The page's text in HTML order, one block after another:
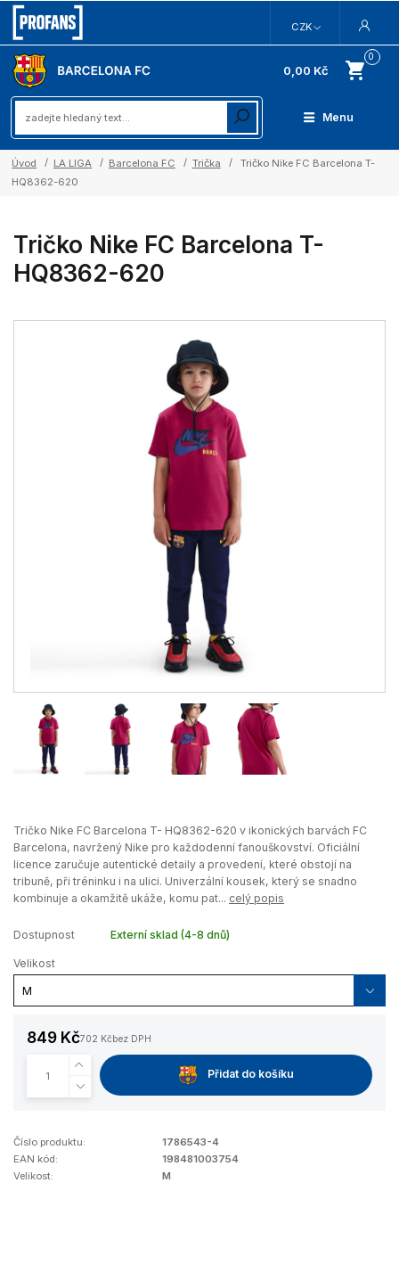
Menu
CZK
0
0,00 Kč
Úvod LA LIGA Barcelona FC Trička
Tričko Nike FC Barcelona T-
HQ8362-620
Tričko Nike FC Barcelona T-
HQ8362-620
Tričko Nike FC Barcelona T- HQ8362-620 v ikonických barvách FC
Barcelona, navržený Nike pro každodenní fanouškovství. Oficiální
licence zaručuje autentické detaily a provedení, které obstojí na
tribuně, při tréninku i na ulici. Univerzální kousek, který se snadno
kombinuje a okamžitě ukáže, komu pat... celý popis
Dostupnost Externí sklad (4-8 dnů)
Velikost
849 Kč702 Kčbez DPH
Přidat do košíku
Číslo produktu:
1786543-4
EAN kód:
198481003754
Velikost:
M